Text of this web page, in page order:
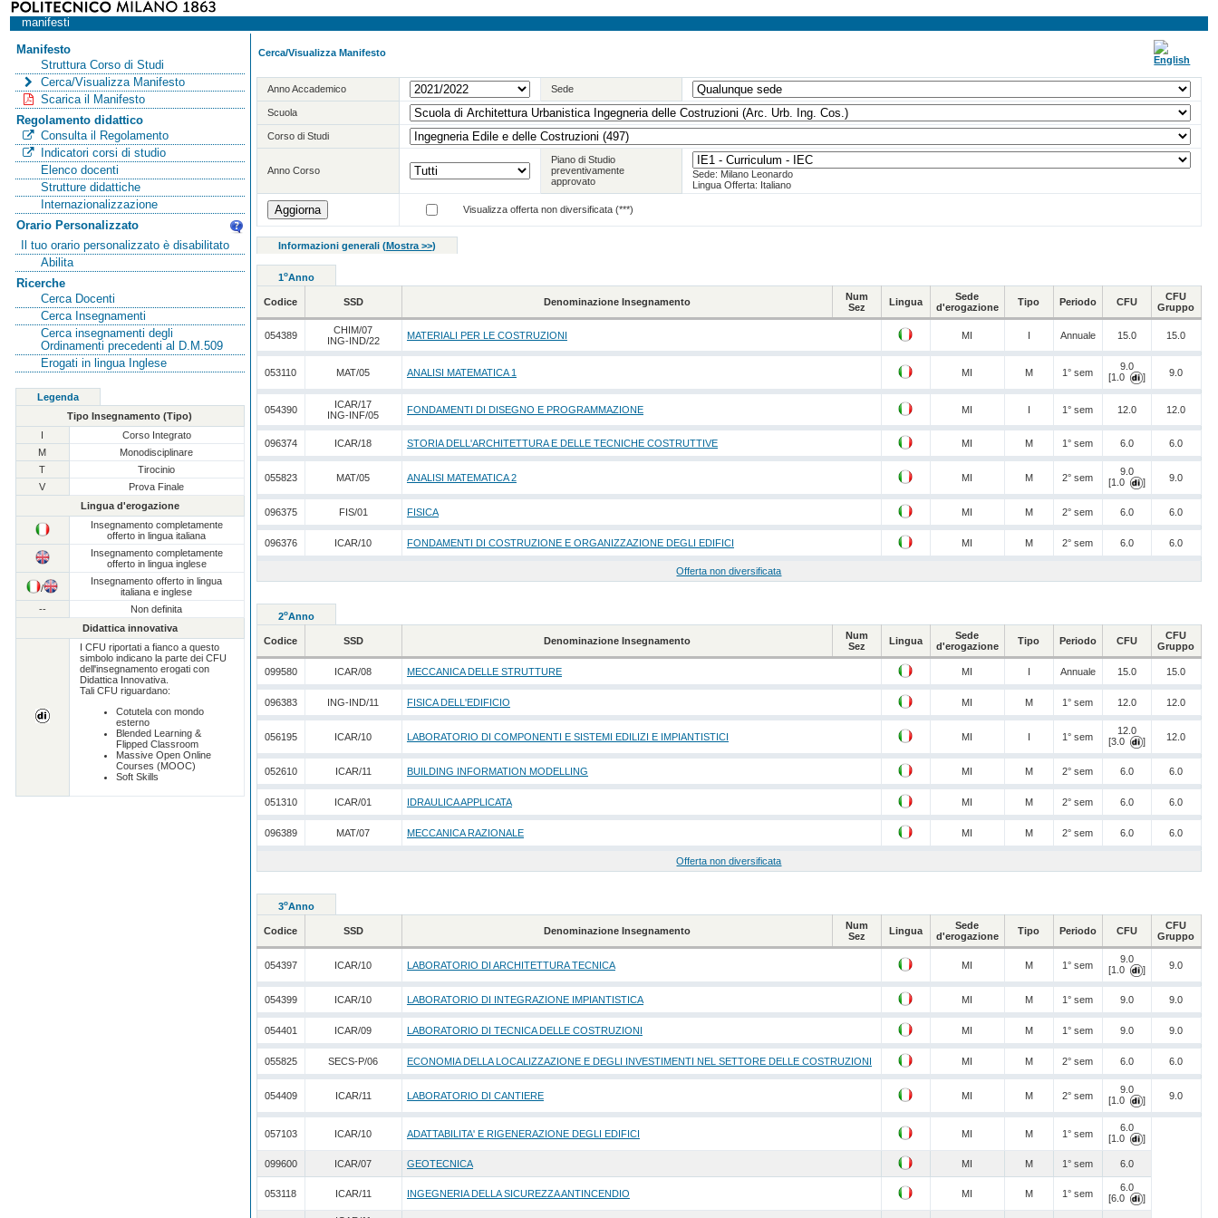
manifesti
Manifesto
Struttura Corso di Studi
Cerca/Visualizza Manifesto
Scarica il Manifesto
Regolamento didattico
Consulta il Regolamento
Indicatori corsi di studio
Elenco docenti
Strutture didattiche
Internazionalizzazione
Orario Personalizzato
Il tuo orario personalizzato è disabilitato
Abilita
Ricerche
Cerca Docenti
Cerca Insegnamenti
Cerca insegnamenti degli
Ordinamenti precedenti al D.M.509
Erogati in lingua Inglese
Legenda
Tipo Insegnamento (Tipo)
I
Corso Integrato
M
Monodisciplinare
T
Tirocinio
V
Prova Finale
Lingua d'erogazione
Insegnamento completamente
offerto in lingua italiana
Insegnamento completamente
offerto in lingua inglese
/
Insegnamento offerto in lingua
italiana e inglese
--
Non definita
Didattica innovativa
I CFU riportati a fianco a questo
simbolo indicano la parte dei CFU
dell'insegnamento erogati con
Didattica Innovativa.
Tali CFU riguardano:
Cotutela con mondo
esterno
Blended Learning &
Flipped Classroom
Massive Open Online
Courses (MOOC)
Soft Skills
Cerca/Visualizza Manifesto
Anno Accademico Sede
Scuola
Corso di Studi
Anno Corso
Piano di Studio
preventivamente
approvato
Sede: Milano Leonardo
Lingua Offerta: Italiano
Visualizza offerta non diversificata (***)
Informazioni generali (Mostra >>)
1oAnno
Codice SSD Denominazione Insegnamento
Num
Sez
Lingua
Sede
d'erogazione
Tipo Periodo CFU
CFU
Gruppo
054389
CHIM/07
ING-IND/22
MATERIALI PER LE COSTRUZIONI MI I Annuale 15.0 15.0
053110 MAT/05 ANALISI MATEMATICA 1 MI M 1° sem
9.0
[1.0
] 9.0
054390
ICAR/17
ING-INF/05
FONDAMENTI DI DISEGNO E PROGRAMMAZIONE MI I 1° sem 12.0 12.0
096374 ICAR/18 STORIA DELL'ARCHITETTURA E DELLE TECNICHE COSTRUTTIVE MI M 1° sem 6.0 6.0
055823 MAT/05 ANALISI MATEMATICA 2 MI M 2° sem
9.0
[1.0
] 9.0
096375 FIS/01 FISICA MI M 2° sem 6.0 6.0
096376 ICAR/10 FONDAMENTI DI COSTRUZIONE E ORGANIZZAZIONE DEGLI EDIFICI MI M 2° sem 6.0 6.0
Offerta non diversificata
2oAnno
Codice SSD Denominazione Insegnamento
Num
Sez
Lingua
Sede
d'erogazione
Tipo Periodo CFU
CFU
Gruppo
099580 ICAR/08 MECCANICA DELLE STRUTTURE MI I Annuale 15.0 15.0
096383 ING-IND/11 FISICA DELL'EDIFICIO MI M 1° sem 12.0 12.0
056195 ICAR/10 LABORATORIO DI COMPONENTI E SISTEMI EDILIZI E IMPIANTISTICI MI I 1° sem
12.0
[3.0
] 12.0
052610 ICAR/11 BUILDING INFORMATION MODELLING MI M 2° sem 6.0 6.0
051310 ICAR/01 IDRAULICA APPLICATA MI M 2° sem 6.0 6.0
096389 MAT/07 MECCANICA RAZIONALE MI M 2° sem 6.0 6.0
Offerta non diversificata
3oAnno
Codice SSD Denominazione Insegnamento
Num
Sez
Lingua
Sede
d'erogazione
Tipo Periodo CFU
CFU
Gruppo
054397 ICAR/10 LABORATORIO DI ARCHITETTURA TECNICA MI M 1° sem
9.0
[1.0
] 9.0
054399 ICAR/10 LABORATORIO DI INTEGRAZIONE IMPIANTISTICA MI M 1° sem 9.0 9.0
054401 ICAR/09 LABORATORIO DI TECNICA DELLE COSTRUZIONI MI M 1° sem 9.0 9.0
055825 SECS-P/06 ECONOMIA DELLA LOCALIZZAZIONE E DEGLI INVESTIMENTI NEL SETTORE DELLE COSTRUZIONI MI M 2° sem 6.0 6.0
054409 ICAR/11 LABORATORIO DI CANTIERE MI M 2° sem
9.0
[1.0
] 9.0
057103 ICAR/10 ADATTABILITA' E RIGENERAZIONE DEGLI EDIFICI MI M 1° sem
6.0
[1.0
]
099600 ICAR/07 GEOTECNICA MI M 1° sem 6.0
053118 ICAR/11 INGEGNERIA DELLA SICUREZZA ANTINCENDIO MI M 1° sem
6.0
[6.0
]